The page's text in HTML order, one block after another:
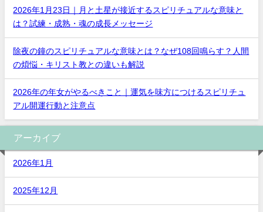
2026年1月23日｜月と土星が接近するスピリチュアルな意味と
は？試練・成熟・魂の成長メッセージ
除夜の鐘のスピリチュアルな意味とは？なぜ108回鳴らす？人間
の煩悩・キリスト教との違いも解説
2026年の年女がやるべきこと｜運気を味方につけるスピリチュ
アル開運行動と注意点
アーカイブ
2026年1月
2025年12月